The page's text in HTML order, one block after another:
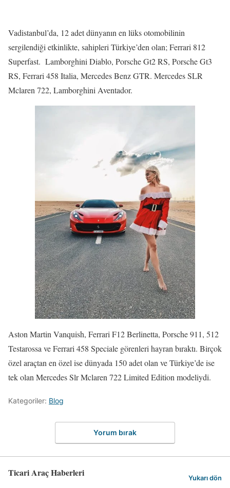
Vadistanbul’da, 12 adet dünyanın en lüks otomobilinin
sergilendiği etkinlikte, sahipleri Türkiye’den olan; Ferrari 812
Superfast. Lamborghini Diablo, Porsche Gt2 RS, Porsche Gt3
RS, Ferrari 458 Italia, Mercedes Benz GTR. Mercedes SLR
Mclaren 722, Lamborghini Aventador.
Aston Martin Vanquish, Ferrari F12 Berlinetta, Porsche 911, 512
Testarossa ve Ferrari 458 Speciale görenleri hayran bıraktı. Birçok
özel araçtan en özel ise dünyada 150 adet olan ve Türkiye’de ise
tek olan Mercedes Slr Mclaren 722 Limited Edition modeliydi.
Kategoriler: Blog
Yorum bırak
Ticari Araç Haberleri Yukarı dön